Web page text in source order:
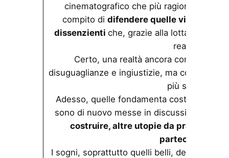
cinematografico che più ragiona sul
compito didifendere quelle visioni
dissenzienti che, grazie alla lotta
realtà.
Certo, una realtà ancora con un
disuguaglianze e ingiustizie, ma con delle
più sane.
Adesso, quelle fondamenta costruite con
sono di nuovo messe in discussione:
costruire, altre utopie da praticare,
partecipare.
I sogni, soprattutto quelli belli, devono